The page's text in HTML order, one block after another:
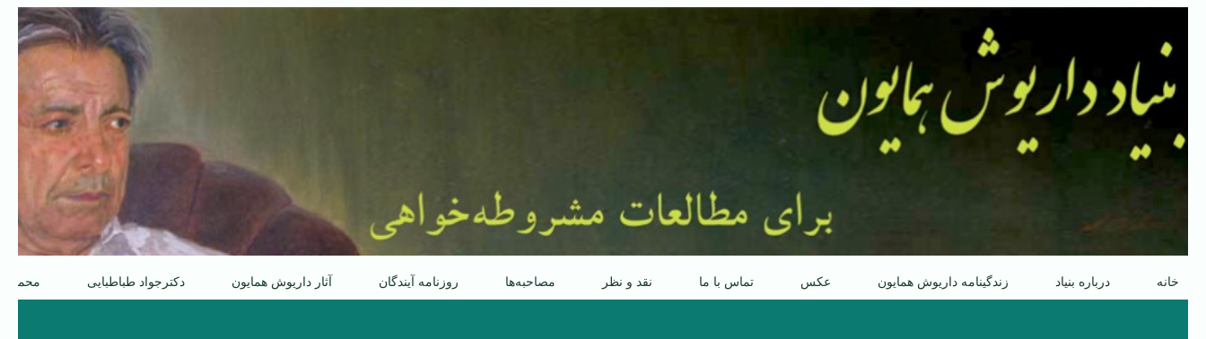
پرش
محتوا
خانه درباره بنیاد زندگینامه داریوش همایون عکس تماس با ما نقد و نظر مصاحبه‌ها روزنامه آیندگان آثار داریوش همایون دکترجواد طباطبایی